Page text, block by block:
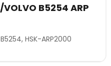
VOLVO B5254 ARP
HSK-ARP2000